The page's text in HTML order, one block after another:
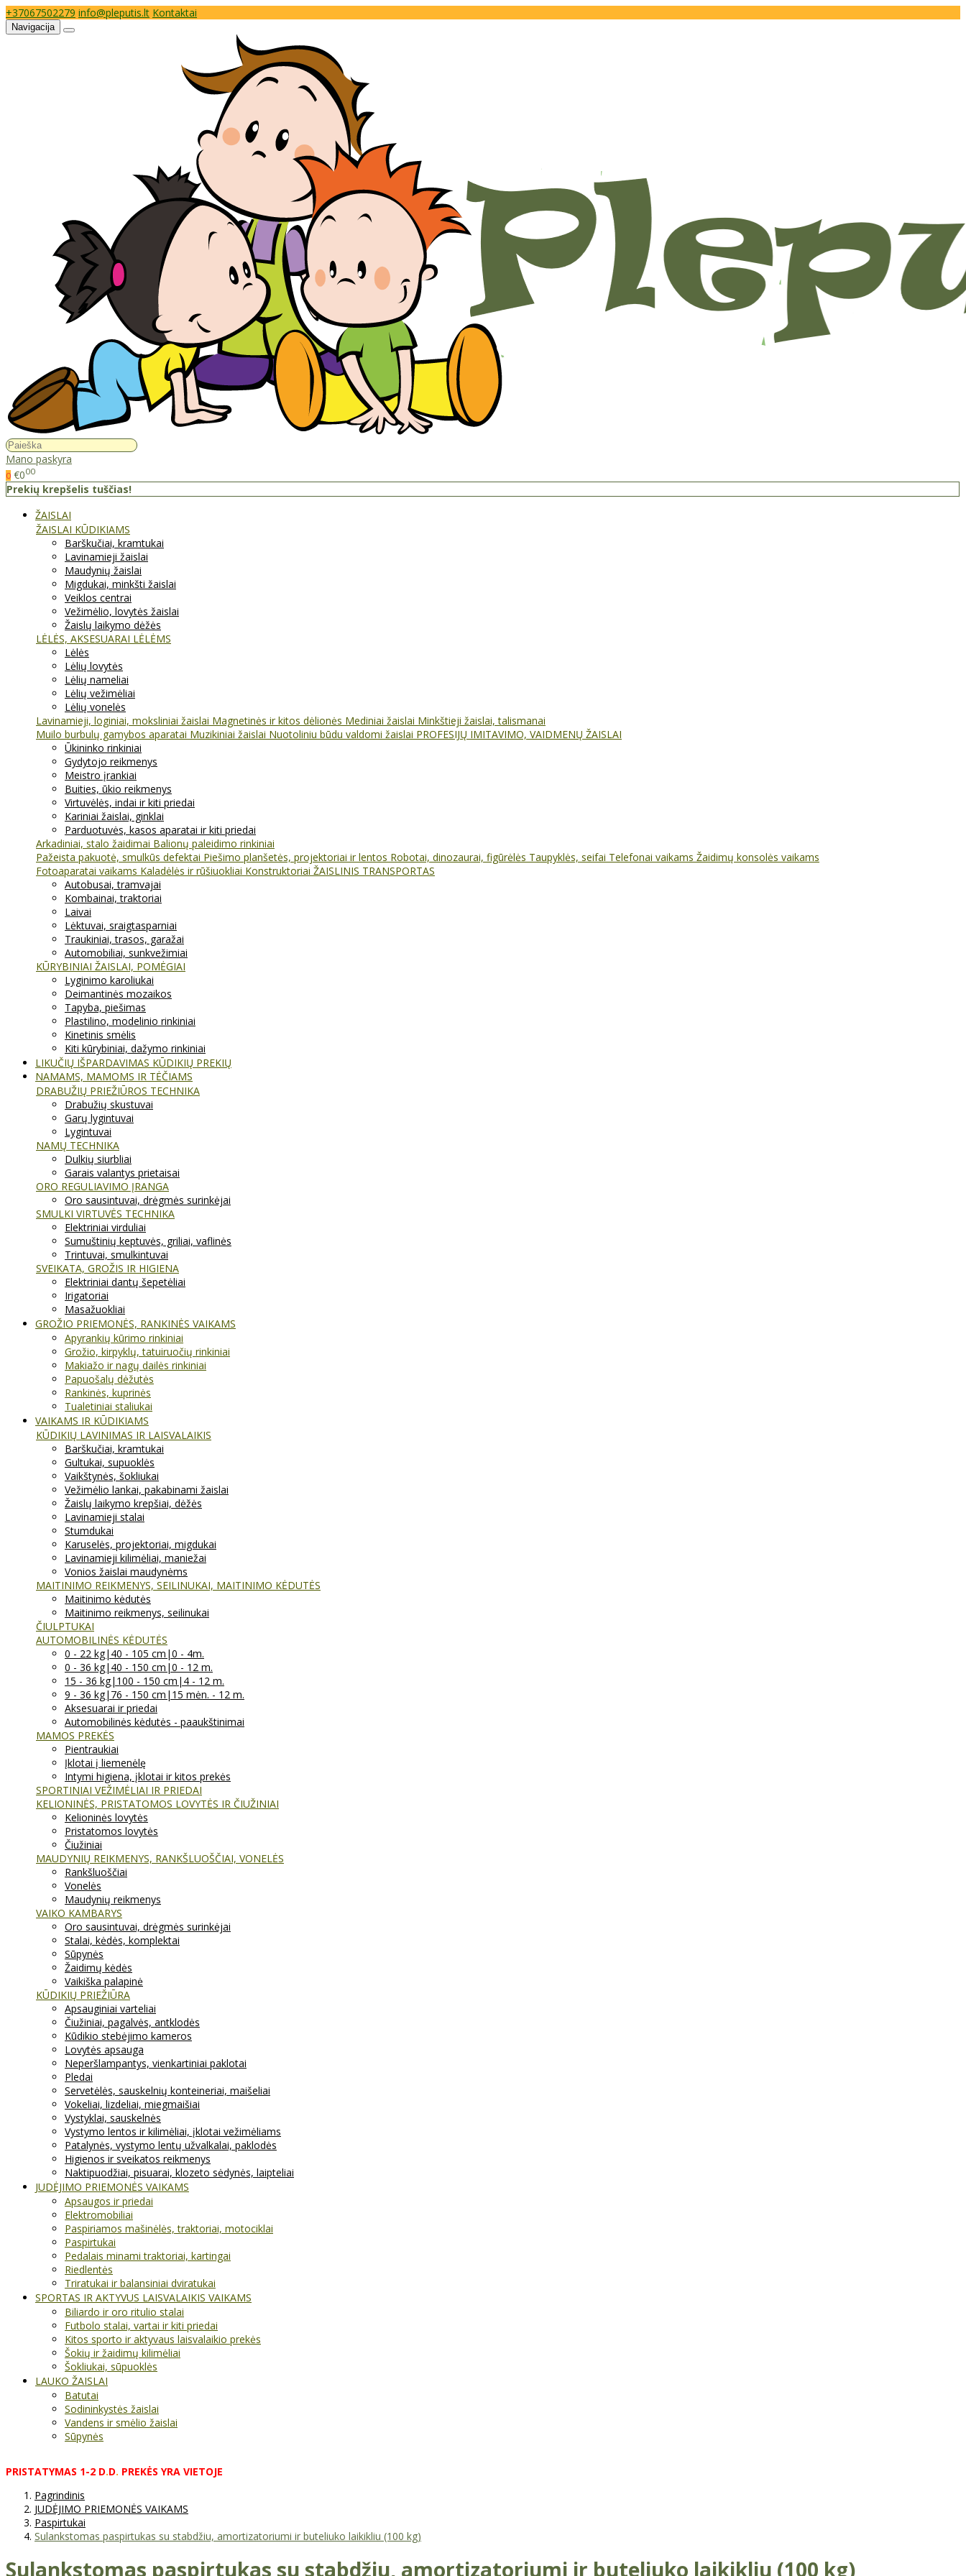
+37067502279 info@pleputis.lt Kontaktai
Navigacija
Mano paskyra
0 €000
Prekių krepšelis tuščias!
ŽAISLAI
ŽAISLAI KŪDIKIAMS
Barškučiai, kramtukai
Lavinamieji žaislai
Maudynių žaislai
Migdukai, minkšti žaislai
Veiklos centrai
Vežimėlio, lovytės žaislai
Žaislų laikymo dėžės
LĖLĖS, AKSESUARAI LĖLĖMS
Lėlės
Lėlių lovytės
Lėlių nameliai
Lėlių vežimėliai
Lėlių vonelės
Lavinamieji, loginiai, moksliniai žaislai Magnetinės ir kitos dėlionės Mediniai žaislai Minkštieji žaislai, talismanai
Muilo burbulų gamybos aparatai Muzikiniai žaislai Nuotoliniu būdu valdomi žaislai PROFESIJŲ IMITAVIMO, VAIDMENŲ ŽAISLAI
Ūkininko rinkiniai
Gydytojo reikmenys
Meistro įrankiai
Buities, ūkio reikmenys
Virtuvėlės, indai ir kiti priedai
Kariniai žaislai, ginklai
Parduotuvės, kasos aparatai ir kiti priedai
Arkadiniai, stalo žaidimai Balionų paleidimo rinkiniai
Pažeista pakuotė, smulkūs defektai Piešimo planšetės, projektoriai ir lentos Robotai, dinozaurai, figūrėlės Taupyklės, seifai Telefonai vaikams Žaidimų konsolės vaikams
Fotoaparatai vaikams Kaladėlės ir rūšiuokliai Konstruktoriai ŽAISLINIS TRANSPORTAS
Autobusai, tramvajai
Kombainai, traktoriai
Laivai
Lėktuvai, sraigtasparniai
Traukiniai, trasos, garažai
Automobiliai, sunkvežimiai
KŪRYBINIAI ŽAISLAI, POMĖGIAI
Lyginimo karoliukai
Deimantinės mozaikos
Tapyba, piešimas
Plastilino, modelinio rinkiniai
Kinetinis smėlis
Kiti kūrybiniai, dažymo rinkiniai
LIKUČIŲ IŠPARDAVIMAS KŪDIKIŲ PREKIŲ
NAMAMS, MAMOMS IR TĖČIAMS
DRABUŽIŲ PRIEŽIŪROS TECHNIKA
Drabužių skustuvai
Garų lygintuvai
Lygintuvai
NAMŲ TECHNIKA
Dulkių siurbliai
Garais valantys prietaisai
ORO REGULIAVIMO ĮRANGA
Oro sausintuvai, drėgmės surinkėjai
SMULKI VIRTUVĖS TECHNIKA
Elektriniai virduliai
Sumuštinių keptuvės, griliai, vaflinės
Trintuvai, smulkintuvai
SVEIKATA, GROŽIS IR HIGIENA
Elektriniai dantų šepetėliai
Irigatoriai
Masažuokliai
GROŽIO PRIEMONĖS, RANKINĖS VAIKAMS
Apyrankių kūrimo rinkiniai
Grožio, kirpyklų, tatuiruočių rinkiniai
Makiažo ir nagų dailės rinkiniai
Papuošalų dėžutės
Rankinės, kuprinės
Tualetiniai staliukai
VAIKAMS IR KŪDIKIAMS
KŪDIKIŲ LAVINIMAS IR LAISVALAIKIS
Barškučiai, kramtukai
Gultukai, supuoklės
Vaikštynės, šokliukai
Vežimėlio lankai, pakabinami žaislai
Žaislų laikymo krepšiai, dėžės
Lavinamieji stalai
Stumdukai
Karuselės, projektoriai, migdukai
Lavinamieji kilimėliai, maniežai
Vonios žaislai maudynėms
MAITINIMO REIKMENYS, SEILINUKAI, MAITINIMO KĖDUTĖS
Maitinimo kėdutės
Maitinimo reikmenys, seilinukai
ČIULPTUKAI
AUTOMOBILINĖS KĖDUTĖS
0 - 22 kg|40 - 105 cm|0 - 4m.
0 - 36 kg|40 - 150 cm|0 - 12 m.
15 - 36 kg|100 - 150 cm|4 - 12 m.
9 - 36 kg|76 - 150 cm|15 mėn. - 12 m.
Aksesuarai ir priedai
Automobilinės kėdutės - paaukštinimai
MAMOS PREKĖS
Pientraukiai
Įklotai į liemenėlę
Intymi higiena, įklotai ir kitos prekės
SPORTINIAI VEŽIMĖLIAI IR PRIEDAI
KELIONINĖS, PRISTATOMOS LOVYTĖS IR ČIUŽINIAI
Kelioninės lovytės
Pristatomos lovytės
Čiužiniai
MAUDYNIŲ REIKMENYS, RANKŠLUOŠČIAI, VONELĖS
Rankšluoščiai
Vonelės
Maudynių reikmenys
VAIKO KAMBARYS
Oro sausintuvai, drėgmės surinkėjai
Stalai, kėdės, komplektai
Sūpynės
Žaidimų kėdės
Vaikiška palapinė
KŪDIKIŲ PRIEŽIŪRA
Apsauginiai varteliai
Čiužiniai, pagalvės, antklodės
Kūdikio stebėjimo kameros
Lovytės apsauga
Neperšlampantys, vienkartiniai paklotai
Pledai
Servetėlės, sauskelnių konteineriai, maišeliai
Vokeliai, lizdeliai, miegmaišiai
Vystyklai, sauskelnės
Vystymo lentos ir kilimėliai, įklotai vežimėliams
Patalynės, vystymo lentų užvalkalai, paklodės
Higienos ir sveikatos reikmenys
Naktipuodžiai, pisuarai, klozeto sėdynės, laipteliai
JUDĖJIMO PRIEMONĖS VAIKAMS
Apsaugos ir priedai
Elektromobiliai
Paspiriamos mašinėlės, traktoriai, motociklai
Paspirtukai
Pedalais minami traktoriai, kartingai
Riedlentės
Triratukai ir balansiniai dviratukai
SPORTAS IR AKTYVUS LAISVALAIKIS VAIKAMS
Biliardo ir oro ritulio stalai
Futbolo stalai, vartai ir kiti priedai
Kitos sporto ir aktyvaus laisvalaikio prekės
Šokių ir žaidimų kilimėliai
Šokliukai, sūpuoklės
LAUKO ŽAISLAI
Batutai
Sodininkystės žaislai
Vandens ir smėlio žaislai
Sūpynės
PRISTATYMAS 1-2 D.D. PREKĖS YRA VIETOJE
Pagrindinis
JUDĖJIMO PRIEMONĖS VAIKAMS
Paspirtukai
Sulankstomas paspirtukas su stabdžiu, amortizatoriumi ir buteliuko laikikliu (100 kg)
Sulankstomas paspirtukas su stabdžiu, amortizatoriumi ir buteliuko laikikliu (100 kg)